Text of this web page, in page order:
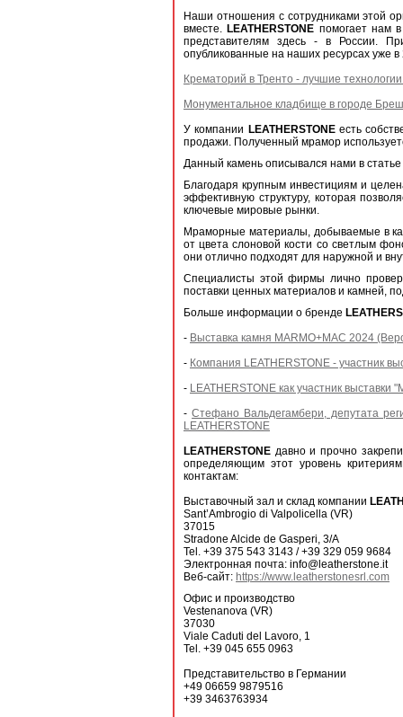
Наши отношения с сотрудниками этой
вместе. LEATHERSTONE помогает нам
представителям здесь - в России.
опубликованные на наших ресурсах уже в
Крематорий в Тренто - лучшие
Монументальное кладбище в городе
У компании LEATHERSTONEесть
продажи. Полученный мрамор
Данный камень описывался нами в
Благодаря крупным инвестициям и
эффективную структуру, которая
ключевые мировые рынки.
Мраморные материалы, добываемые в
от цвета слоновой кости со светлым
они отлично подходят для наружной и
Специалисты этой фирмы лично
поставки ценных материалов и камней,
Больше информации о бренде
- Выставка камня MARMO+MAC 2024
- Компания LEATHERSTONE - участник
- LEATHERSTONE как участник
-Стефано Вальдегамбери, депутата
LEATHERSTONE
LEATHERSTONE давно и прочно
определяющим этот уровень
контактам:
Выставочный зал и склад компании
Sant’Ambrogio di Valpolicella (VR)
37015
Stradone Alcide de Gasperi, 3/A
Tel. +39 375 543 3143 / +39 329 059 9684
Электронная почта: info@leatherstone.it
Веб-сайт: https://www.leatherstonesrl.com
Офис и производство
Vestenanova (VR)
37030
Viale Caduti del Lavoro, 1
Tel. +39 045 655 0963
Представительство в Германии
+49 06659 9879516
+39 3463763934